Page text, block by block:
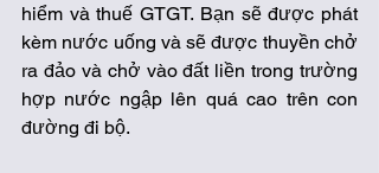
hiểm và thuế GTGT. Bạn sẽ được phát
kèm nước uống và sẽ được thuyền chở
ra đảo và chở vào đất liền trong trường
hợp nước ngập lên quá cao trên con
đường đi bộ.